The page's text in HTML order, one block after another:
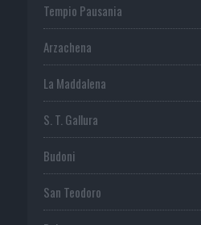
Tempio Pausania
Arzachena
La Maddalena
S. T. Gallura
Budoni
San Teodoro